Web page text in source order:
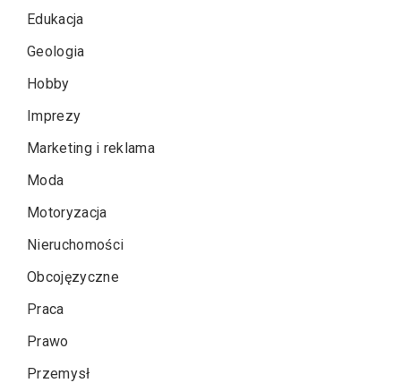
Edukacja
Geologia
Hobby
Imprezy
Marketing i reklama
Moda
Motoryzacja
Nieruchomości
Obcojęzyczne
Praca
Prawo
Przemysł